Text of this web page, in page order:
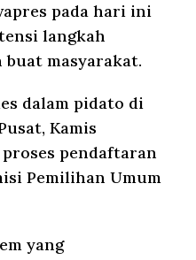
pada hari ini
langkah
masyarakat.
dalam pidato di
Kamis
pendaftaran
Pemilihan Umum
yang